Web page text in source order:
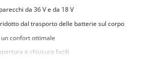
da 36 V e da 18 V
dal trasporto delle batterie sul corpo
confort ottimale
e chiusura facili